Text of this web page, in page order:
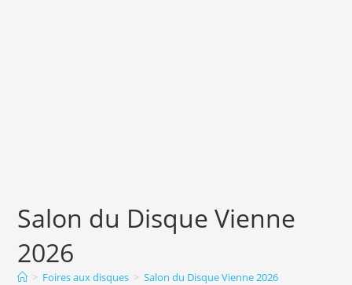
Salon du Disque Vienne
2026
> Foires aux disques > Salon du Disque Vienne 2026